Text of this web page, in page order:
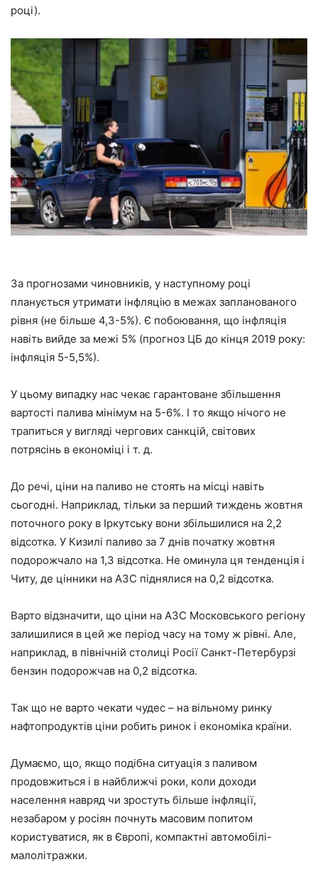
році).
За прогнозами чиновників, у наступному році
планується утримати інфляцію в межах запланованого
рівня (не більше 4,3-5%). Є побоювання, що інфляція
навіть вийде за межі 5% (прогноз ЦБ до кінця 2019 року:
інфляція 5-5,5%).
У цьому випадку нас чекає гарантоване збільшення
вартості палива мінімум на 5-6%. І то якщо нічого не
трапиться у вигляді чергових санкцій, світових
потрясінь в економіці і т. д.
До речі, ціни на паливо не стоять на місці навіть
сьогодні. Наприклад, тільки за перший тиждень жовтня
поточного року в Іркутську вони збільшилися на 2,2
відсотка. У Кизилі паливо за 7 днів початку жовтня
подорожчало на 1,3 відсотка. Не оминула ця тенденція і
Читу, де цінники на АЗС піднялися на 0,2 відсотка.
Варто відзначити, що ціни на АЗС Московського регіону
залишилися в цей же період часу на тому ж рівні. Але,
наприклад, в північній столиці Росії Санкт-Петербурзі
бензин подорожчав на 0,2 відсотка.
Так що не варто чекати чудес – на вільному ринку
нафтопродуктів ціни робить ринок і економіка країни.
Думаємо, що, якщо подібна ситуація з паливом
продовжиться і в найближчі роки, коли доходи
населення навряд чи зростуть більше інфляції,
незабаром у росіян почнуть масовим попитом
користуватися, як в Європі, компактні автомобілі-
малолітражки.